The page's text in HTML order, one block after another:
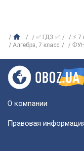
✅ ГДЗ ✅ ⚡ 7
Алгебра, 7 класс
О компании
Правовая